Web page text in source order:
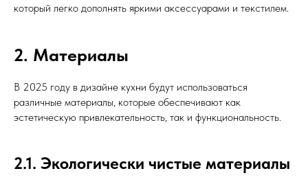
который легко дополнять яркими аксессуарами и текстилем.
2. Материалы
В 2025 году в дизайне кухни будут использоваться
различные материалы, которые обеспечивают как
эстетическую привлекательность, так и функциональность.
2.1. Экологически чистые материалы